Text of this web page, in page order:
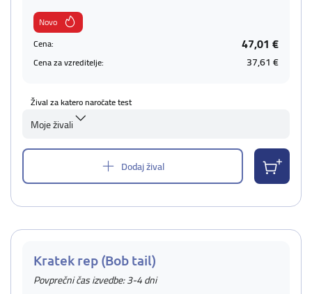
Novo
Cena:
47,01 €
Cena za vzreditelje: 37,61 €
Žival za katero naročate test
Moje živali
Dodaj žival
Kratek rep (Bob tail)
Povprečni čas izvedbe: 3-4 dni